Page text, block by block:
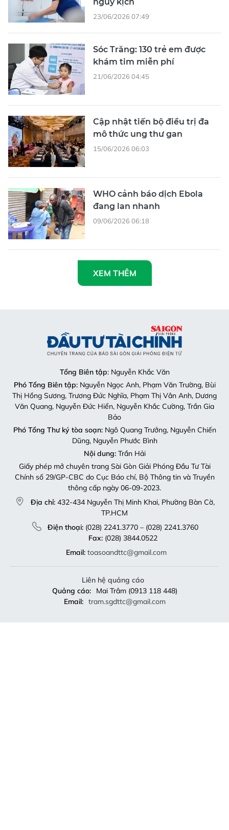
23/06/2026 07:49
Sóc Trăng: 130 trẻ em được
khám tim miễn phí
21/06/2026 04:45
Cập nhật tiến bộ điều trị đa
mô thức ung thư gan
15/06/2026 06:03
WHO cảnh báo dịch Ebola
đang lan nhanh
09/06/2026 06:18
XEM THÊM
Tổng Biên tập: Nguyễn Khắc Văn
Phó Tổng Biên tập:Nguyễn Ngọc Anh, Phạm Văn Trường, Bùi
Thị Hồng Sương, Trương Đức Nghĩa, Phạm Thị Vân Anh, Dương
Văn Quang, Nguyễn Đức Hiển, Nguyễn Khắc Cường, Trần Gia
Bảo
Phó Tổng Thư ký tòa soạn:Ngô Quang Trưởng, Nguyễn Chiến
Dũng, Nguyễn Phước Bình
Nội dung:Trần Hải
Giấy phép mở chuyên trang Sài Gòn Giải Phóng Đầu Tư Tài
Chính số 29/GP-CBC do Cục Báo chí, Bộ Thông tin và Truyền
thông cấp ngày 06-09-2023.
Địa chỉ: 432-434 Nguyễn Thị Minh Khai, Phường Bàn Cờ,
TP.HCM
Điện thoại:(028) 2241.3770 – (028) 2241.3760
Fax:(028) 3844.0522
Email: toasoandttc@gmail.com
Liên hệ quảng cáo
Quảng cáo:
Mai Trâm (0913 118 448)
Email: tram.sgdttc@gmail.com